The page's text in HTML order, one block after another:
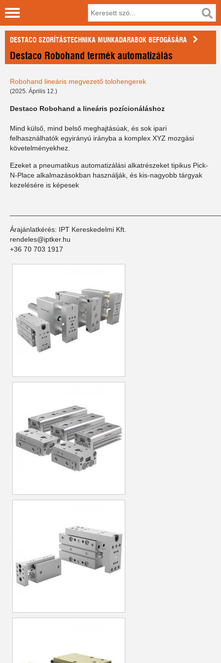
DESTACO SZORÍTÁSTECHNIKA MUNKADARABOK BEFOGÁSÁRA
Destaco Robohand termék automatizálás
Robohand lineáris megvezető tolohengerek
(2025. Április 12.)
Destaco Robohand a lineáris pozícionáláshoz
Mind külső, mind belső meghajtásúak, és sok ipari
felhasználhatók egyirányú irányba a komplex XYZ mozgási
követelményekhez.
Ezeket a pneumatikus automatizálási alkatrészeket tipikus Pick-
N-Place alkalmazásokban használják, és kis-nagyobb tárgyak
kezelésére is képesek
Árajánlatkérés: IPT Kereskedelmi Kft.
rendeles@iptker.hu
+36 70 703 1917